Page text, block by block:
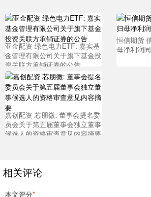
亚金配资 绿色电力ETF: 嘉实基
金管理有限公司关于旗下基金投
资关联方承销证券的公告
恒信期货
母净利润
嘉创配资 芯朋微: 董事会提名委
员会关于第五届董事会独立董事
候选人的资格审查意见内容摘要
相关评论
本文评分*